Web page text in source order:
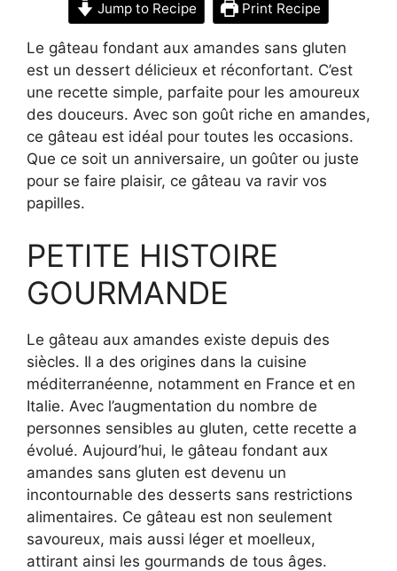
Jump to Recipe Print Recipe
Le gâteau fondant aux amandes sans gluten
est un dessert délicieux et réconfortant. C’est
une recette simple, parfaite pour les amoureux
des douceurs. Avec son goût riche en amandes,
ce gâteau est idéal pour toutes les occasions.
Que ce soit un anniversaire, un goûter ou juste
pour se faire plaisir, ce gâteau va ravir vos
papilles.
PETITE HISTOIRE
GOURMANDE
Le gâteau aux amandes existe depuis des
siècles. Il a des origines dans la cuisine
méditerranéenne, notamment en France et en
Italie. Avec l’augmentation du nombre de
personnes sensibles au gluten, cette recette a
évolué. Aujourd’hui, le gâteau fondant aux
amandes sans gluten est devenu un
incontournable des desserts sans restrictions
alimentaires. Ce gâteau est non seulement
savoureux, mais aussi léger et moelleux,
attirant ainsi les gourmands de tous âges.